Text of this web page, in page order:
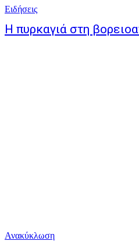
Ειδήσεις
Η πυρκαγιά στη
Ανακύκλωση